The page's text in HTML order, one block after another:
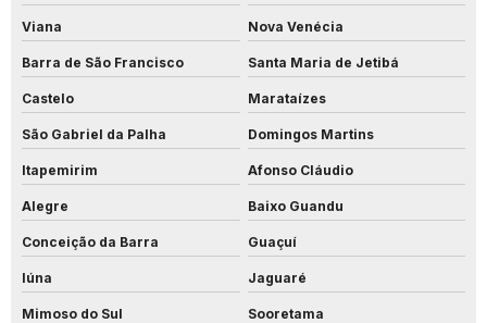
Viana Nova Venécia
Barra de São Francisco Santa Maria de Jetibá
Castelo Marataízes
São Gabriel da Palha Domingos Martins
Itapemirim Afonso Cláudio
Alegre Baixo Guandu
Conceição da Barra Guaçuí
Iúna Jaguaré
Mimoso do Sul Sooretama